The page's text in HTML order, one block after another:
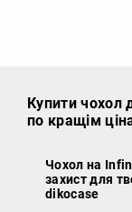
Купити чохол
по кращім
Чохол на
захист для
dikocase